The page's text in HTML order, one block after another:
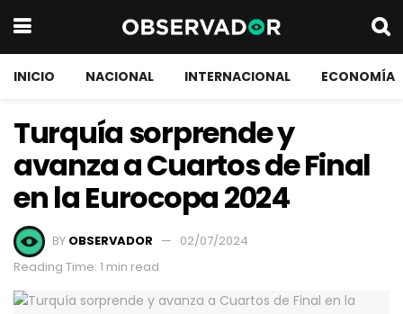
INICIO NACIONAL INTERNACIONAL ECONOMÍA
Turquía sorprende y
avanza a Cuartos de Final
en la Eurocopa 2024
BY OBSERVADOR
02/07/2024
Reading Time: 1 min read